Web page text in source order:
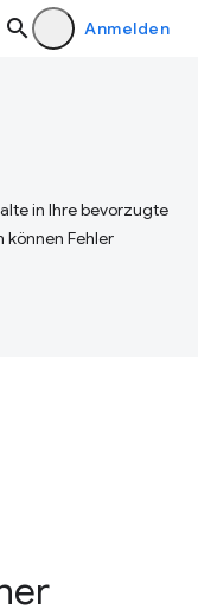
Anmelden
in Ihre bevorzugte
können Fehler